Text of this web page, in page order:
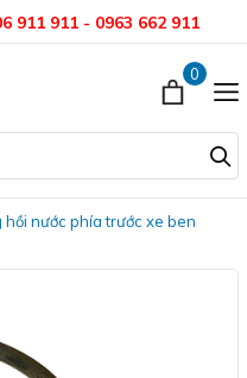
911 911 - 0963 662 911
0
hồi nước phía trước xe ben